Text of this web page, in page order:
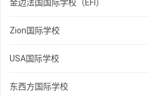
金边法国国际学校（EFI）
Zion国际学校
USA国际学校
东西方国际学校